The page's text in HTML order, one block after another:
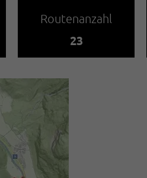
Routenanzahl
23